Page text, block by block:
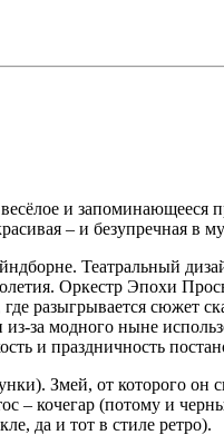
и запоминающееся
– и безупречная в
Театральный
Оркестр Эпохи
разыгрывается сюжет
за модного ныне
и праздничность
Змей, от которого он
– кочегар (потому и
да и тот в стиле ретро).